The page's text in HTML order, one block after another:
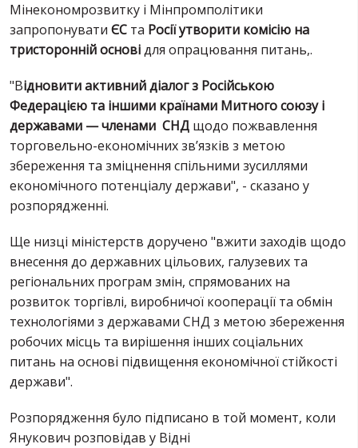
Мінекономрозвитку і Мінпромполітики
запропонувати ЄС та Росії утворити комісію на
тристоронній основідля опрацювання питань,.
"Відновити активний діалог з Російською
Федерацією та іншими країнами Митного союзу і
державами — членами СНД щодо пожвавлення
торговельно-економічних зв’язків з метою
збереження та зміцнення спільними зусиллями
економічного потенціалу держави", - сказано у
розпорядженні.
Ще низці міністерств доручено "вжити заходів щодо
внесення до державних цільових, галузевих та
регіональних програм змін, спрямованих на
розвиток торгівлі, виробничої кооперації та обмін
технологіями з державами СНД з метою збереження
робочих місць та вирішення інших соціальних
питань на основі підвищення економічної стійкості
держави".
Розпорядження було підписано в той момент, коли
Янукович розповідав у Відні